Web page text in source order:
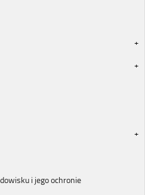
i jego ochronie